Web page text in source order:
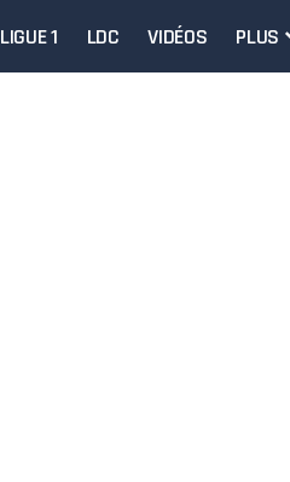
LIGUE 1 LDC VIDÉOS PLUS